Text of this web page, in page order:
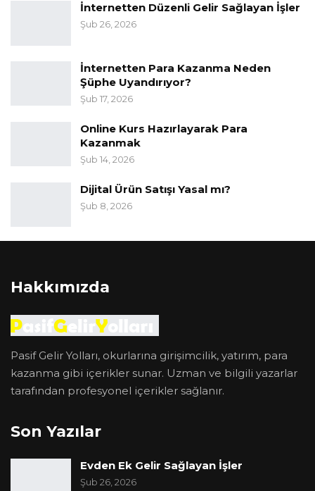
İnternetten Düzenli Gelir Sağlayan İşler
Şub 26, 2026
İnternetten Para Kazanma Neden
Şüphe Uyandırıyor?
Şub 17, 2026
Online Kurs Hazırlayarak Para
Kazanmak
Şub 14, 2026
Dijital Ürün Satışı Yasal mı?
Şub 8, 2026
Hakkımızda
Pasif Gelir Yolları, okurlarına girişimcilik, yatırım, para
kazanma gibi içerikler sunar. Uzman ve bilgili yazarlar
tarafından profesyonel içerikler sağlanır.
Son Yazılar
Evden Ek Gelir Sağlayan İşler
Şub 26, 2026